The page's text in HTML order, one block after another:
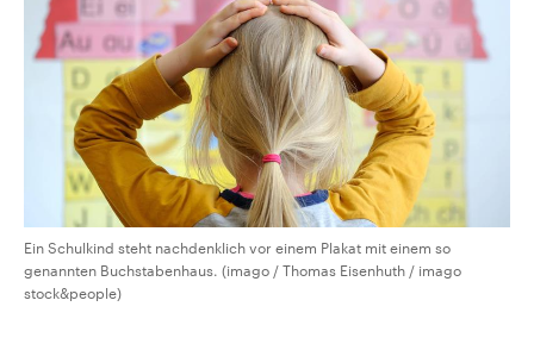
Ein Schulkind steht nachdenklich vor einem Plakat mit einem so
genannten Buchstabenhaus. (imago / Thomas Eisenhuth / imago
stock&people)